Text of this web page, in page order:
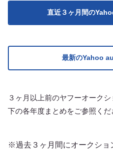
直近３ヶ月間の
最新のYahoo
３ヶ月以上前のヤフーオーク
下の各年度まとめをご参照くだ
※過去３ヶ月間にオークショ